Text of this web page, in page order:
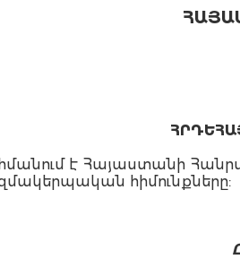
է Հայաստանի
հիմունքները: